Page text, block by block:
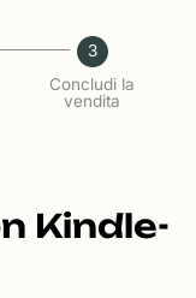
3
Concludi la
vendita
Kindle-